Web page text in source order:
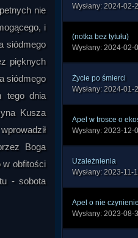
nie
i
siódmego
pięknych
siódmego
tego dnia
Kusza
Boga
w obfitości
- sobota
Wysłany: 2024-02-
(notka bez tytułu)
Wysłany: 2024-02-
Życie po śmierci
Wysłany: 2024-01-
Apel w trosce o
Wysłany: 2023-12-
Uzależnienia
Wysłany: 2023-11-
Apel o nie
Wysłany: 2023-08-